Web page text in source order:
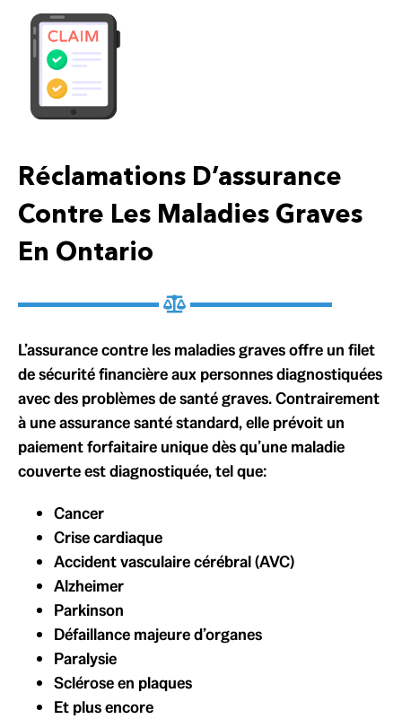
Réclamations D’assurance
Contre Les Maladies Graves
En Ontario
L’assurance contre les maladies graves offre un filet
de sécurité financière aux personnes diagnostiquées
avec des problèmes de santé graves. Contrairement
à une assurance santé standard, elle prévoit un
paiement forfaitaire unique dès qu’une maladie
couverte est diagnostiquée, tel que:
Cancer
Crise cardiaque
Accident vasculaire cérébral (AVC)
Alzheimer
Parkinson
Défaillance majeure d’organes
Paralysie
Sclérose en plaques
Et plus encore